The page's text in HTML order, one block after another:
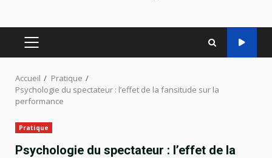
MENU
Accueil
Pratique
Psychologie du spectateur : l’effet de la fansitude sur la
performance
Pratique
Psychologie du spectateur : l’effet de la